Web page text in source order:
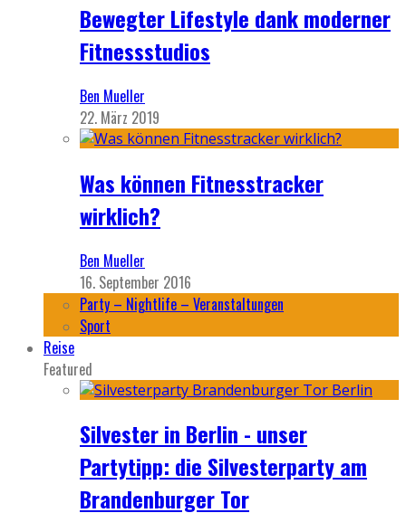
Bewegter Lifestyle dank moderner
Fitnessstudios
Ben Mueller
22. März 2019
Was können Fitnesstracker
wirklich?
Ben Mueller
16. September 2016
Party – Nightlife – Veranstaltungen
Sport
Reise
Featured
Silvester in Berlin - unser
Partytipp: die Silvesterparty am
Brandenburger Tor